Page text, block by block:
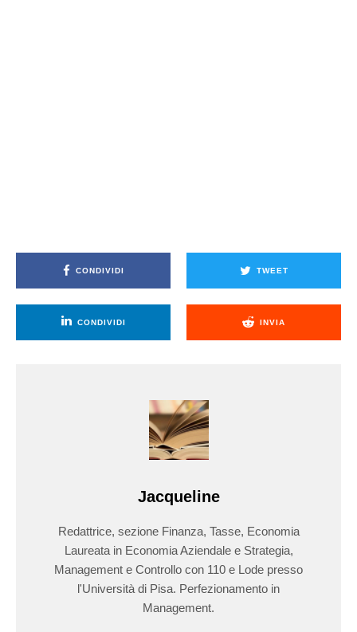
CONDIVIDI TWEET
CONDIVIDI INVIA
Jacqueline
Redattrice, sezione Finanza, Tasse, Economia
Laureata in Economia Aziendale e Strategia,
Management e Controllo con 110 e Lode presso
l'Università di Pisa. Perfezionamento in
Management.